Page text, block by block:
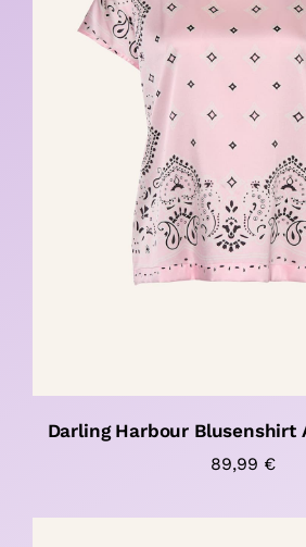
Darling Harbour Blusenshirt
89,99 €